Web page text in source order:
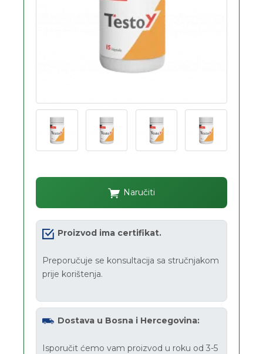
Naručiti
Proizvod ima certifikat.
Preporučuje se konsultacija sa stručnjakom
prije korištenja.
Dostava u Bosna i Hercegovina:
Isporučit ćemo vam proizvod u roku od 3-5